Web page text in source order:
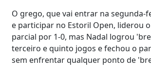
O grego, que vai entrar na segunda-
e participar no Estoril Open, liderou
parcial por 1-0, mas Nadal logrou
terceiro e quinto jogos e fechou o
sem enfrentar qualquer ponto de